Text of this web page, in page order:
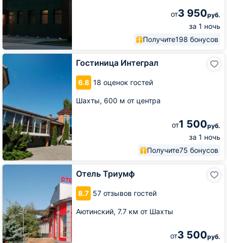
от3 950руб.
за 1 ночь
Получите198 бонусов
Гостиница Интеграл
6.8 18 оценок гостей
Шахты, 600 м от центра
от1 500руб.
за 1 ночь
Получите75 бонусов
Гостиница
Интеграл
Отель Триумф
8.7 57 отзывов гостей
Аютинский, 7.7 км от Шахты
от3 500руб.
Отель